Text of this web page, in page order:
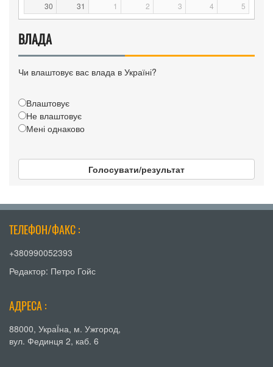
30
31 1 2 3 4 5
ВЛАДА
Чи влаштовує вас влада в Україні?
Влаштовує
Не влаштовує
Мені однаково
Голосувати/результат
ТЕЛЕФОН/ФАКС :
+380990052393
Редактор: Петро Гойс
АДРЕСА :
88000, УкраЇна, м. Ужгород,
вул. Фединця 2, каб. 6